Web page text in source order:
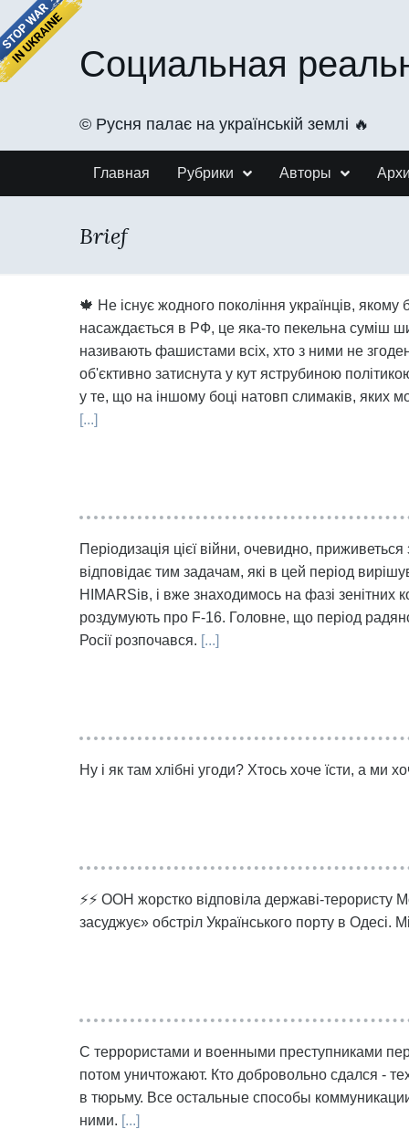
Социальная
©️ Русня палає на українській землі 🔥
Главная Рубрики Авторы
Brief
🍁 Не існує жодного покоління українців, якому
насаждається в РФ, це яка-то пекельна суміш
називають фашистами всіх, хто з ними не
об'єктивно затиснута у кут яструбиною
у те, що на іншому боці натовп слимаків, яких
[...]
Періодизація цієї війни, очевидно,
відповідає тим задачам, які в цей період
HIMARSів, і вже знаходимось на фазі зенітних
роздумують про F-16. Головне, що період
Росії розпочався. [...]
Ну і як там хлібні угоди? Хтось хоче їсти, а
⚡⚡ ООН жорстко відповіла державі-терористу
засуджує» обстріл Українського порту в Одесі.
С террористами и военными преступниками
потом уничтожают. Кто добровольно сдался -
в тюрьму. Все остальные способы
ними. [...]